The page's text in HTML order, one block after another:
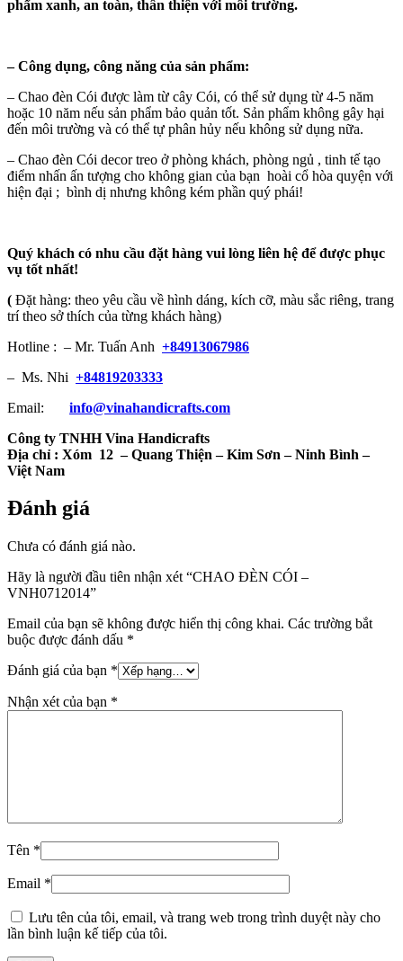
phẩm xanh, an toàn, thân thiện với môi trường.
–Công dụng, công năng của sản phẩm:
– Chao đèn Cói được làm từ cây Cói, có thể sử dụng từ 4-5 năm
hoặc 10 năm nếu sản phẩm bảo quản tốt. Sản phẩm không gây hại
đến môi trường và có thể tự phân hủy nếu không sử dụng nữa.
– Chao đèn Cói decor treo ở phòng khách, phòng ngủ , tinh tế tạo
điểm nhấn ấn tượng cho không gian của bạn hoài cổ hòa quyện với
hiện đại ; bình dị nhưng không kém phần quý phái!
Quý khách có nhu cầu đặt hàng vui lòng liên hệ để được phục
vụ tốt nhất!
( Đặt hàng: theo yêu cầu về hình dáng, kích cỡ, màu sắc riêng, trang
trí theo sở thích của từng khách hàng)
Hotline : – Mr. Tuấn Anh +84913067986
– Ms. Nhi +84819203333
Email: info@vinahandicrafts.com
Công ty TNHH Vina Handicrafts
Địa chỉ : Xóm 12 – Quang Thiện – Kim Sơn – Ninh Bình –
Việt Nam
Đánh giá
Chưa có đánh giá nào.
Hãy là người đầu tiên nhận xét “CHAO ĐÈN CÓI –
VNH0712014”
Email của bạn sẽ không được hiển thị công khai. Các trường bắt
buộc được đánh dấu *
Đánh giá của bạn *
Nhận xét của bạn *
Tên *
Email *
Lưu tên của tôi, email, và trang web trong trình duyệt này cho
lần bình luận kế tiếp của tôi.